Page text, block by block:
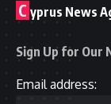
C yprus News
Sign Up for Our
Email address: